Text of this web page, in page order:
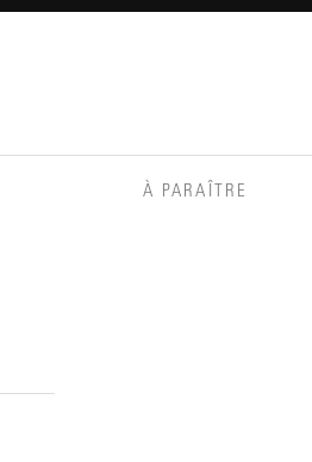
À PARAÎTRE